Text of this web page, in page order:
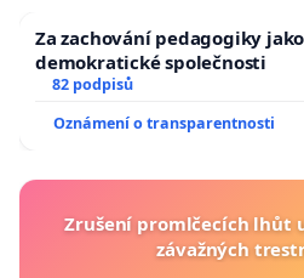
Za zachování pedagogiky
demokratické společnosti
82 podpisů
Oznámení o transparentnosti
Zrušení promlčecích lhůt
závažných